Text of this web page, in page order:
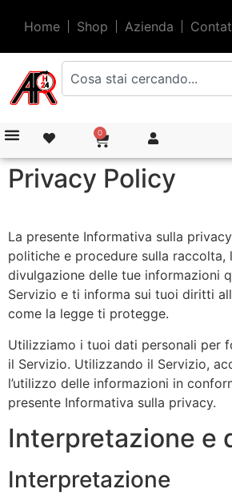
Home Shop Azienda
0
Privacy Policy
La presente Informativa sulla
politiche e procedure sulla raccolta,
divulgazione delle tue informazioni
Servizio e ti informa sui tuoi diritti
come la legge ti protegge.
Utilizziamo i tuoi dati personali per
il Servizio. Utilizzando il Servizio,
l’utilizzo delle informazioni in
presente Informativa sulla privacy.
Interpretazione e
Interpretazione